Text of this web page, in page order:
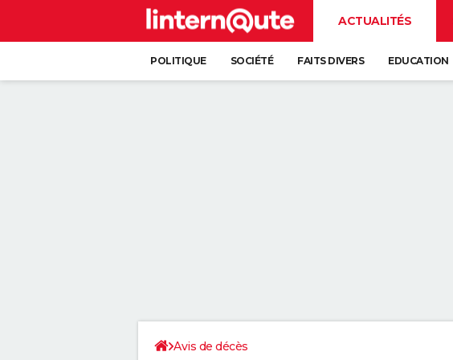
ACTUALITÉS
POLITIQUE SOCIÉTÉ FAITS DIVERS EDUCATION
Avis de décès